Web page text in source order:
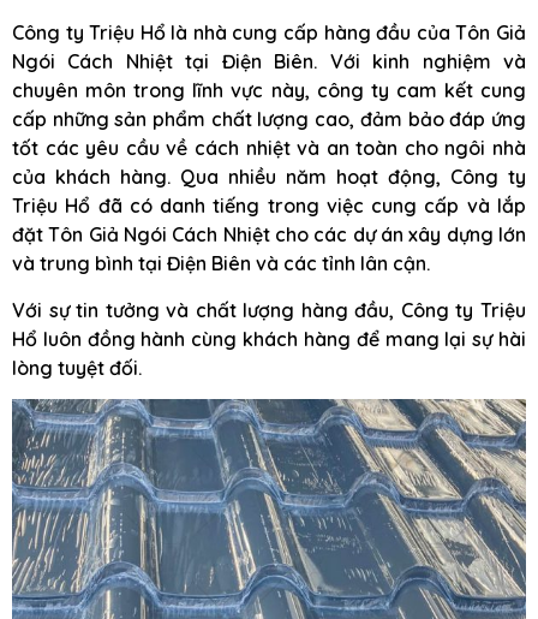
Công ty Triệu Hổ là nhà cung cấp hàng đầu của Tôn Giả
Ngói Cách Nhiệt tại Điện Biên. Với kinh nghiệm và
chuyên môn trong lĩnh vực này, công ty cam kết cung
cấp những sản phẩm chất lượng cao, đảm bảo đáp ứng
tốt các yêu cầu về cách nhiệt và an toàn cho ngôi nhà
của khách hàng. Qua nhiều năm hoạt động, Công ty
Triệu Hổ đã có danh tiếng trong việc cung cấp và lắp
đặt Tôn Giả Ngói Cách Nhiệt cho các dự án xây dựng lớn
và trung bình tại Điện Biên và các tỉnh lân cận.
Với sự tin tưởng và chất lượng hàng đầu, Công ty Triệu
Hổ luôn đồng hành cùng khách hàng để mang lại sự hài
lòng tuyệt đối.